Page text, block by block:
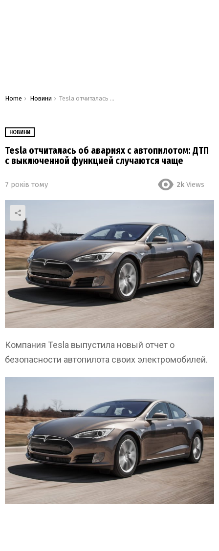
You are here:
Home Новини Tesla отчиталась об авариях с автопилотом: ДТП с выключенной функцией случаются чаще
НОВИНИ
Tesla отчиталась об авариях с автопилотом: ДТП
с выключенной функцией случаются чаще
7 років тому 2k Views
Компания Tesla выпустила новый отчет о
безопасности автопилота своих электромобилей.